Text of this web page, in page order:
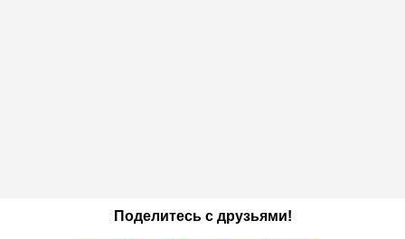
Поделитесь с друзьями!